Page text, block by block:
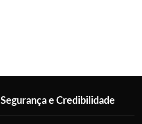
Segurança e Credibilidade